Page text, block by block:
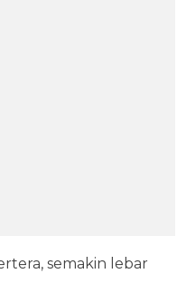
semakin lebar